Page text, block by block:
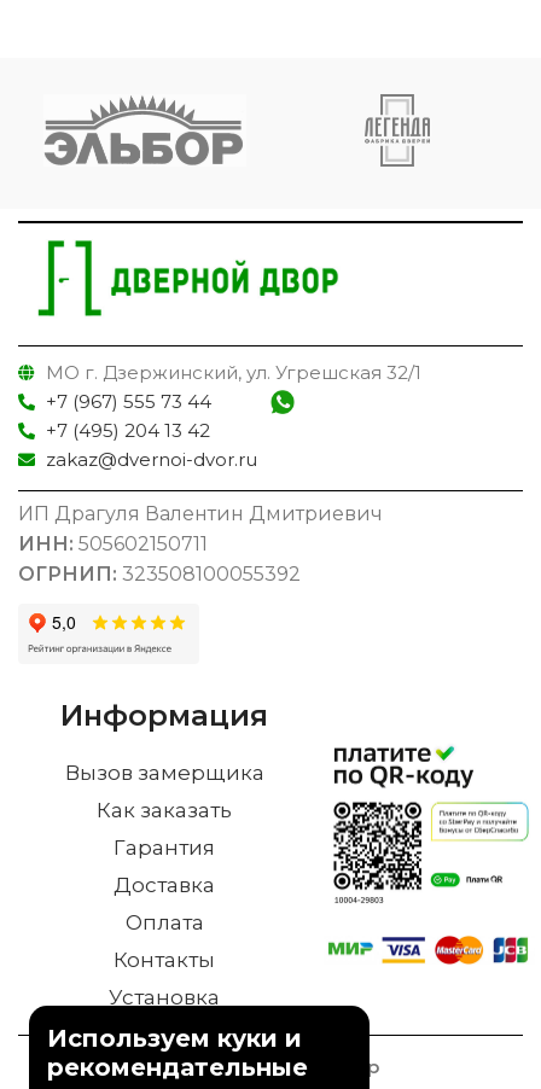
МО г. Дзержинский, ул. Угрешская 32/1
+7 (967) 555 73 44
+7 (495) 204 13 42
zakaz@dvernoi-dvor.ru
ИП Драгуля Валентин Дмитриевич
ИНН: 505602150711
ОГРНИП: 323508100055392
Информация
Вызов замерщика
Как заказать
Гарантия
Доставка
Оплата
Контакты
Установка
© 2023 Дверной Двор
Используем куки и
рекомендательные